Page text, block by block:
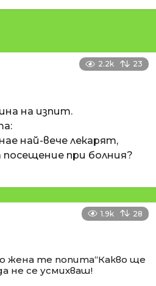
2.2k 23
на изпит.
най-вече лекарят,
при болния?
1.9k 28
жена те попита“Какво ще
не се усмихваш!